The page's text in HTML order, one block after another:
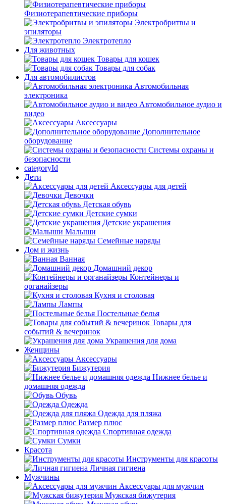
Физиотерапевтические приборы
Электробритвы и
эпиляторы
Электротепло
Для животных
Товары для кошек
Товары для собак
Для автомобилистов
Автомобильная
электроника
Автомобильное аудио и
видео
Аксессуары
Дополнительное
оборудование
Системы охраны и
безопасности
categoryId
Дети
Аксессуары для детей
Девочки
Детская обувь
Детские сумки
Детские украшения
Малыши
Семейные наряды
Дом и жизнь
Ванная
Домашний декор
Контейнеры и
органайзеры
Кухня и столовая
Лампы
Постельные белья
Товары для
событий & вечеринок
Украшения для дома
Женщины
Аксессуары
Бижутерия
Нижнее белье и
домашняя одежда
Обувь
Одежда
Одежда для пляжа
Размер плюс
Спортивная одежда
Сумки
Красота
Инструменты для красоты
Личная гигиена
Мужчины
Аксессуары для мужчин
Мужская бижутерия